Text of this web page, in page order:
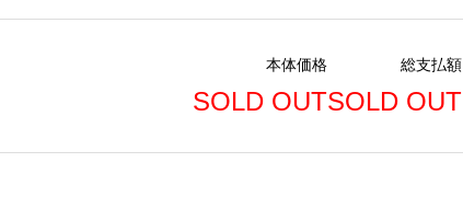
本体価格
SOLD OUT
総支払額
SOLD OUT